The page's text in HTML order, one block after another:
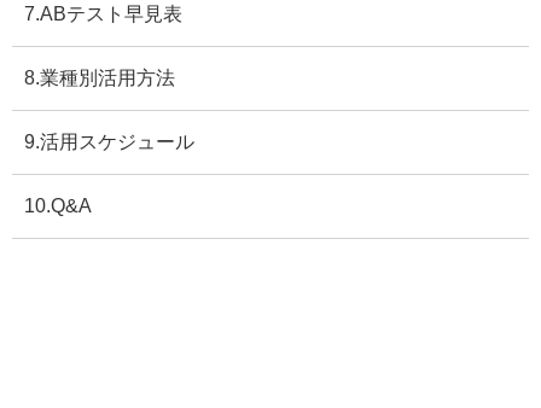
7.ABテスト早見表
8.業種別活用方法
9.活用スケジュール
10.Q&A